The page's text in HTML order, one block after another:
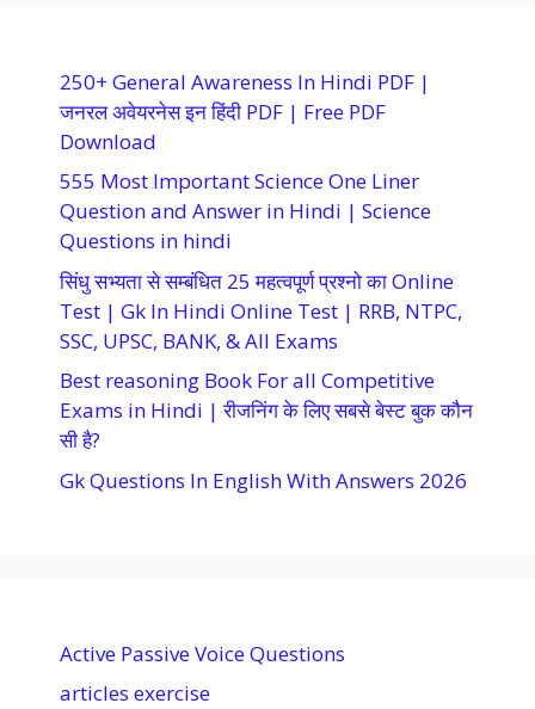
250+ General Awareness In Hindi PDF |
जनरल अवेयरनेस इन हिंदी PDF | Free PDF
Download
555 Most Important Science One Liner
Question and Answer in Hindi | Science
Questions in hindi
सिंधु सभ्यता से सम्बंधित 25 महत्वपूर्ण प्रश्नो का Online
Test | Gk In Hindi Online Test | RRB, NTPC,
SSC, UPSC, BANK, & All Exams
Best reasoning Book For all Competitive
Exams in Hindi | रीजनिंग के लिए सबसे बेस्ट बुक कौन
सी है?
Gk Questions In English With Answers 2026
Active Passive Voice Questions
articles exercise